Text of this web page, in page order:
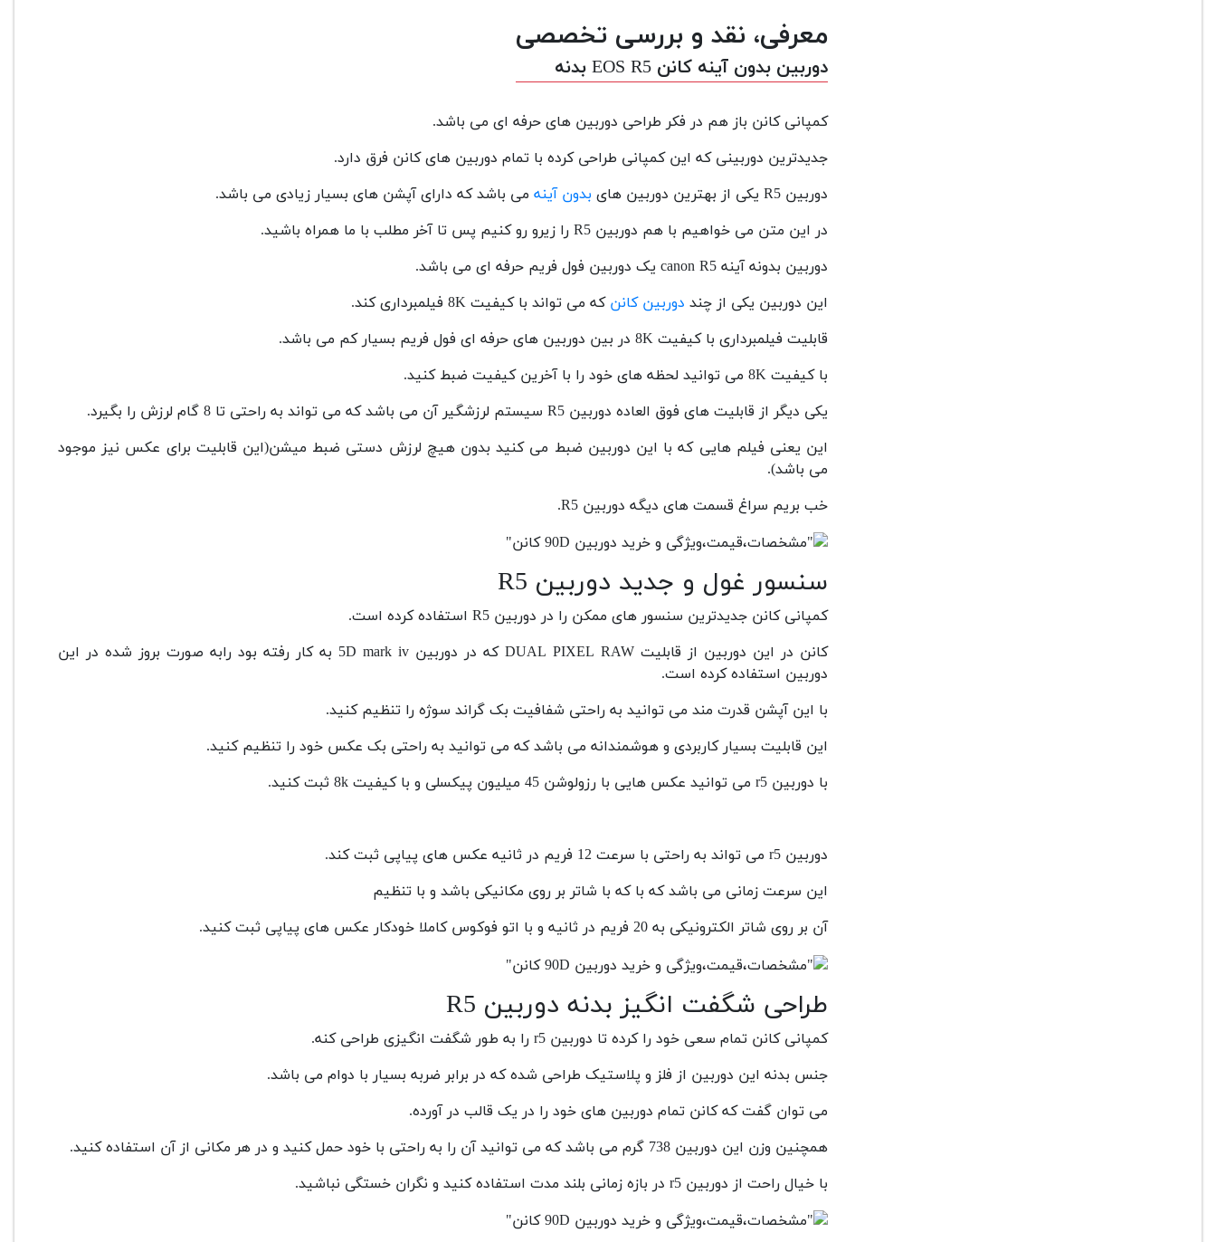
معرفی، نقد و بررسی تخصصی
دوربین بدون آینه کانن EOS R5 بدنه
کمپانی کانن باز هم در فکر طراحی دوربین های حرفه ای می باشد.
جدیدترین دوربینی که این کمپانی طراحی کرده با تمام دوربین های کانن فرق دارد.
دوربین R5 یکی از بهترین دوربین های
بدون آینهمی باشد که دارای آپشن های بسیار زیادی می باشد.
در این متن می خواهیم با هم دوربین R5 را زیرو رو کنیم پس تا آخر مطلب با ما همراه باشید.
دوربین بدونه آینه canon R5 یک دوربین فول فریم حرفه ای می باشد.
این دوربین یکی از چند دوربین کانن که می تواند با کیفیت 8K فیلمبرداری کند.
قابلیت فیلمبرداری با کیفیت 8K در بین دوربین های حرفه ای فول فریم بسیار کم می باشد.
با کیفیت 8K می توانید لحظه های خود را با آخرین کیفیت ضبط کنید.
یکی دیگر از قابلیت های فوق العاده دوربین R5 سیستم لرزشگیر آن می باشد که می تواند به راحتی تا 8 گام لرزش را بگیرد.
این یعنی فیلم هایی که با این دوربین ضبط می کنید بدون هیچ لرزش دستی ضبط میشن(این قابلیت برای عکس نیز موجود
می باشد).
خب بریم سراغ قسمت های دیگه دوربین R5.
سنسور غول و جدید دوربین R5
کمپانی کانن جدیدترین سنسور های ممکن را در دوربین R5 استفاده کرده است.
کانن در این دوربین از قابلیت DUAL PIXEL RAW که در دوربین 5D mark iv به کار رفته بود رابه صورت بروز شده در این
دوربین استفاده کرده است.
با این آپشن قدرت مند می توانید به راحتی شفافیت بک گراند سوژه را تنظیم کنید.
این قابلیت بسیار کاربردی و هوشمندانه می باشد که می توانید به راحتی بک عکس خود را تنظیم کنید.
با دوربین r5 می توانید عکس هایی با رزولوشن 45 میلیون پیکسلی و با کیفیت 8k ثبت کنید.
دوربین r5 می تواند به راحتی با سرعت 12 فریم در ثانیه عکس های پیاپی ثبت کند.
این سرعت زمانی می باشد که با که با شاتر بر روی مکانیکی باشد و با تنظیم
آن بر روی شاتر الکترونیکی به 20 فریم در ثانیه و با اتو فوکوس کاملا خودکار عکس های پیاپی ثبت کنید.
طراحی شگفت انگیز بدنه دوربین R5
کمپانی کانن تمام سعی خود را کرده تا دوربین r5 را به طور شگفت انگیزی طراحی کنه.
جنس بدنه این دوربین از فلز و پلاستیک طراحی شده که در برابر ضربه بسیار با دوام می باشد.
می توان گفت که کانن تمام دوربین های خود را در یک قالب در آورده.
همچنین وزن این دوربین 738 گرم می باشد که می توانید آن را به راحتی با خود حمل کنید و در هر مکانی از آن استفاده کنید.
با خیال راحت از دوربین r5 در بازه زمانی بلند مدت استفاده کنید و نگران خستگی نباشید.